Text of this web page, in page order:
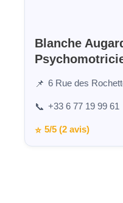
Blanche
📌 6 Rue des
📞 +33 6 77 19 99 61
⭐ 5/5 (2 avis)